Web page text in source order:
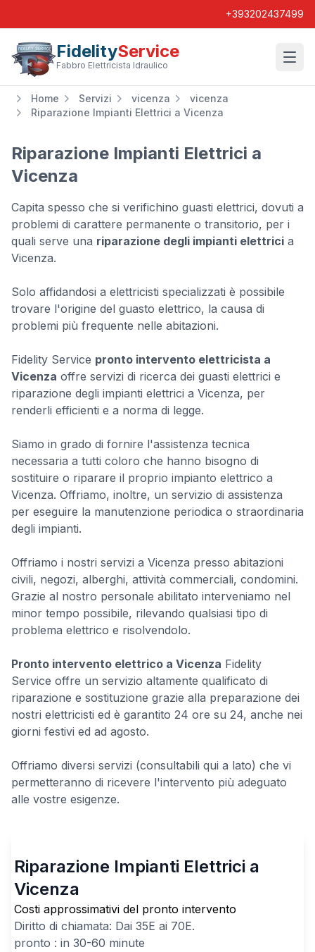
+393202437499
FidelityService
Fabbro Elettricista Idraulico
Home Servizi vicenza
vicenza
Riparazione Impianti Elettrici a Vicenza
Riparazione Impianti Elettrici a
Vicenza
Capita spesso che si verifichino guasti elettrici, dovuti a
problemi di carattere permanente o transitorio, per i
quali serve una riparazione degli impianti elettrici a
Vicenza.
Solo affidandosi a elettricisti specializzati è possibile
trovare l'origine del guasto elettrico, la causa di
problemi più frequente nelle abitazioni.
Fidelity Service pronto intervento elettricista a
Vicenza offre servizi di ricerca dei guasti elettrici e
riparazione degli impianti elettrici a Vicenza, per
renderli efficienti e a norma di legge.
Siamo in grado di fornire l'assistenza tecnica
necessaria a tutti coloro che hanno bisogno di
sostituire o riparare il proprio impianto elettrico a
Vicenza. Offriamo, inoltre, un servizio di assistenza
per eseguire la manutenzione periodica o straordinaria
degli impianti.
Offriamo i nostri servizi a Vicenza presso abitazioni
civili, negozi, alberghi, attività commerciali, condomini.
Grazie al nostro personale abilitato interveniamo nel
minor tempo possibile, rilevando qualsiasi tipo di
problema elettrico e risolvendolo.
Pronto intervento elettrico a Vicenza Fidelity
Service offre un servizio altamente qualificato di
riparazione e sostituzione grazie alla preparazione dei
nostri elettricisti ed è garantito 24 ore su 24, anche nei
giorni festivi ed ad agosto.
Offriamo diversi servizi (consultabili qui a lato) che vi
permetteranno di ricevere l'intervento più adeguato
alle vostre esigenze.
Riparazione Impianti Elettrici a
Vicenza
Costi approssimativi del pronto intervento
Diritto di chiamata: Dai 35E ai 70E.
pronto : in 30-60 minute